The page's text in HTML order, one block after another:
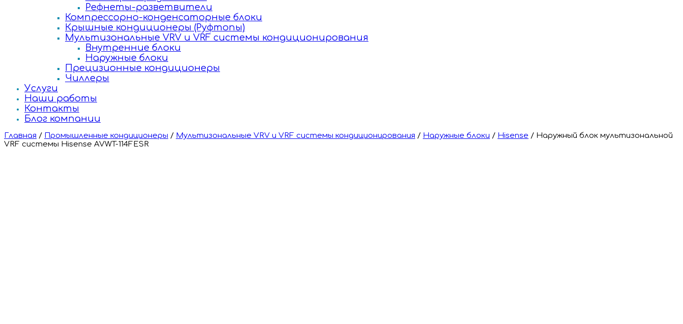
Рефнеты-разветвители
Компрессорно-конденсаторные блоки
Крышные кондиционеры (Руфтопы)
Мультизональные VRV и VRF системы кондиционирования
Внутренние блоки
Наружные блоки
Прецизионные кондиционеры
Чиллеры
Услуги
Наши работы
Контакты
Блог компании
Главная / Промышленные кондиционеры / Мультизональные VRV и VRF системы кондиционирования / Наружные блоки / Hisense / Наружный блок мультизональной
VRF системы Hisense AVWT-114FESR